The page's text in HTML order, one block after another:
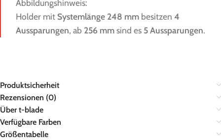
Abbildungshinweis:
Holder mit Systemlänge 248 mm besitzen 4
Aussparungen, ab 256 mmsind es 5 Aussparungen.
Produktsicherheit
Rezensionen (0)
Über t-blade
Verfügbare Farben
Größentabelle